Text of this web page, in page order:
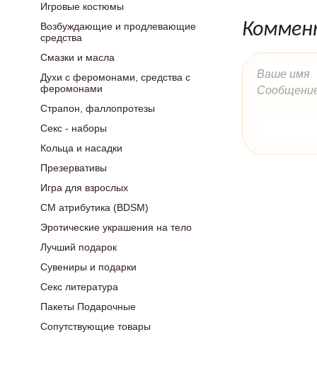
Игровые костюмы
Возбуждающие и продлевающие
средства
Смазки и масла
Духи с феромонами, средства с
феромонами
Страпон, фаллопротезы
Секс - наборы
Кольца и насадки
Презервативы
Игра для взрослых
СМ атрибутика (BDSM)
Эротические украшения на тело
Лучший подарок
Сувениры и подарки
Секс литература
Пакеты Подарочные
Сопутствующие товары